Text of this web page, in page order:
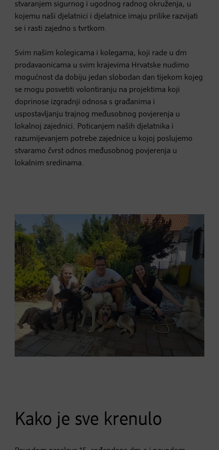
stvaranjem sigurnog i ugodnog radnog okruženja, u
kojemu naši djelatnici i djelatnice imaju prilike razvijati
se i rasti zajedno s tvrtkom.
Svim našim kolegicama i kolegama, koji rade u dm
prodavaonicama u svim krajevima Hrvatske nudimo
mogućnost da dobiju jedan slobodan dan tijekom kojeg
se mogu posvetiti volontiranju na projektima koji
doprinose izgradnji odnosa s građanima i
uspostavljanju trajnog međusobnog povjerenja u
lokalnoj zajednici. Poticanjem naših djelatnika i
razumijevanjem potrebe zajednice u kojoj poslujemo
stvaramo čvrst odnos međusobnog povjerenja u
lokalnim sredinama.
Kako je sve krenulo